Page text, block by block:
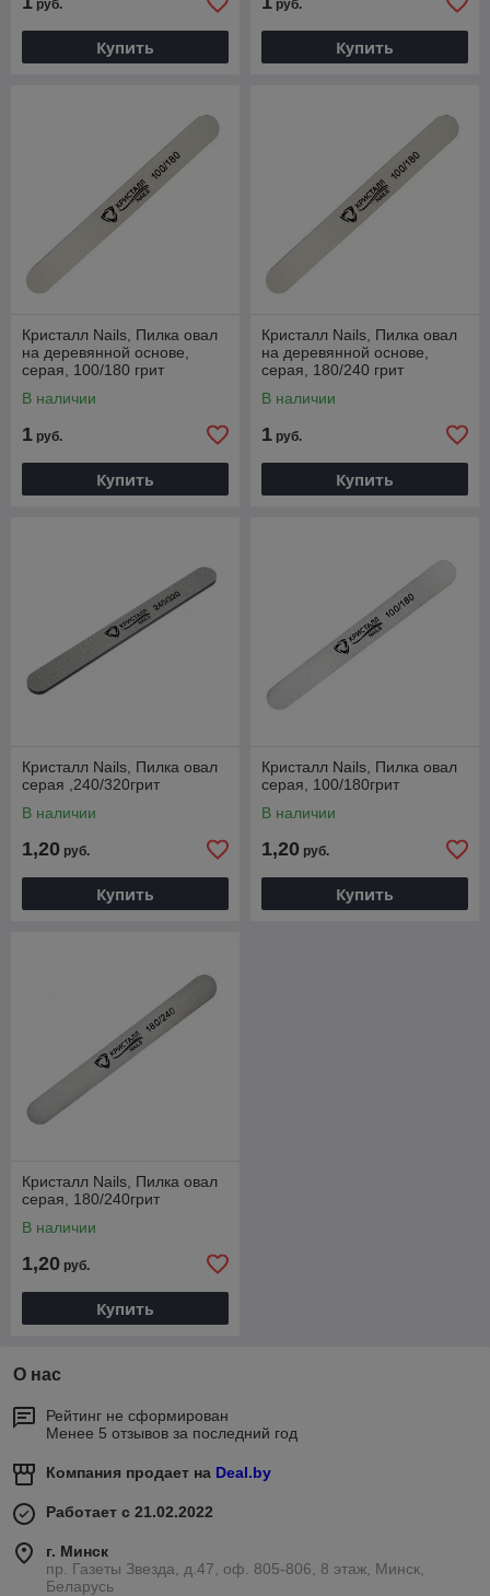
руб.
Купить
руб.
Купить
Кристалл Nails, Пилка овал
на деревянной основе,
серая, 100/180 грит
В наличии
1 руб.
Купить
Кристалл Nails, Пилка овал
на деревянной основе,
серая, 180/240 грит
В наличии
1 руб.
Купить
Кристалл Nails, Пилка овал
серая ,240/320грит
В наличии
1,20 руб.
Купить
Кристалл Nails, Пилка овал
серая, 100/180грит
В наличии
1,20 руб.
Купить
Кристалл Nails, Пилка овал
серая, 180/240грит
В наличии
1,20 руб.
Купить
О нас
Рейтинг не сформирован
Менее 5 отзывов за последний год
Компания продает на Deal.by
Работает с 21.02.2022
г. Минск
пр. Газеты Звезда, д.47, оф. 805-806, 8 этаж, Минск,
Беларусь